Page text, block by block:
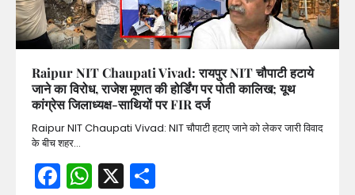
Raipur NIT Chaupati Vivad: रायपुर NIT चौपाटी हटाये
जाने का विरोध, राजेश मूणत की होर्डिंग पर पोती कालिख; यूथ
कांग्रेस जिलाध्यक्ष-साथियों पर FIR दर्ज
Raipur NIT Chaupati Vivad: NIT चौपाटी हटाए जाने को लेकर जारी विवाद
के बीच शहर…
Facebook
WhatsApp
X